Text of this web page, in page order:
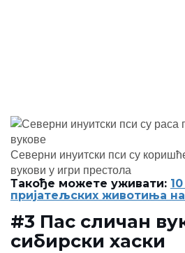
Северни инуитски пси су
вукови у игри престола
Такође можете уживати:
пријатељских животиња
#3 Пас сличан
сибирски хаски